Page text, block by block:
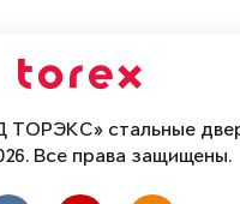
стальные
Все права защищены.